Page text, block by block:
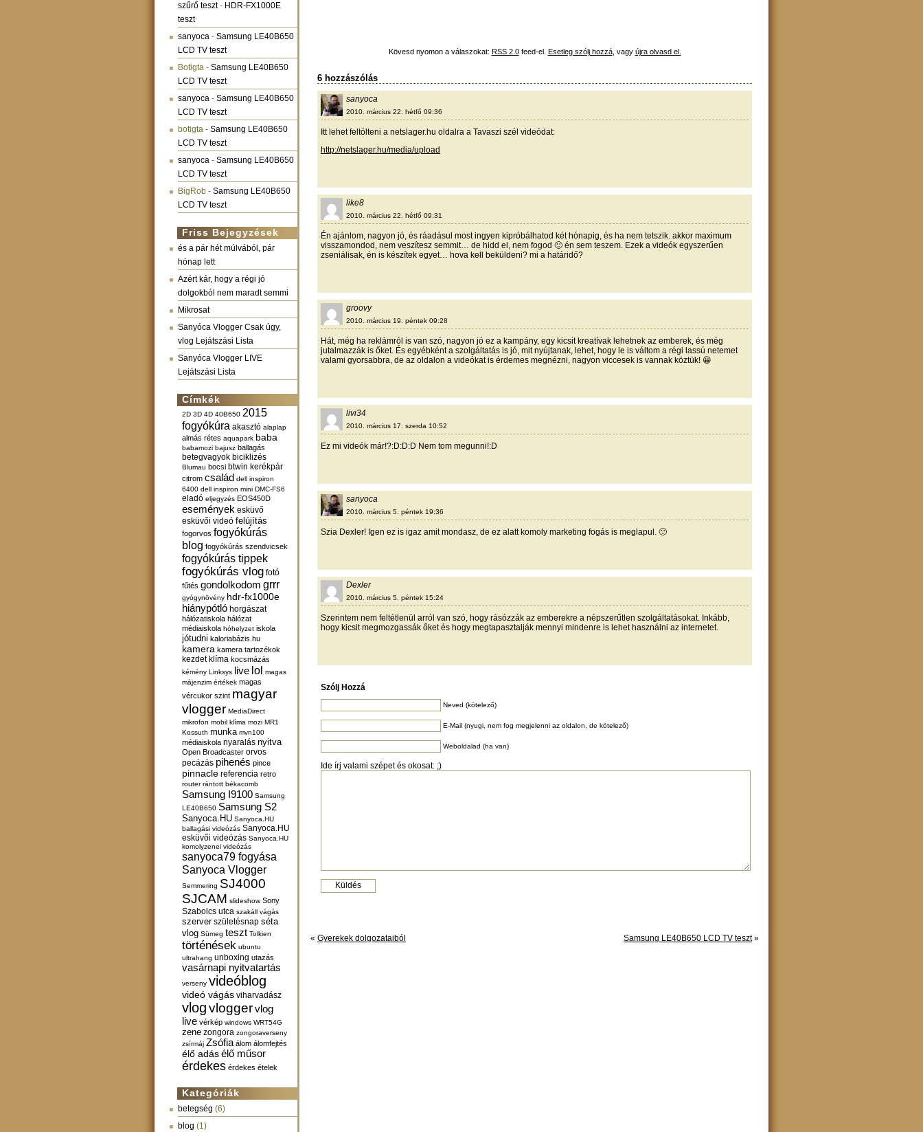
szűrő teszt- HDR-FX1000E
teszt
sanyoca - Samsung LE40B650
LCD TV teszt
Botigta - Samsung LE40B650
LCD TV teszt
sanyoca - Samsung LE40B650
LCD TV teszt
botigta - Samsung LE40B650
LCD TV teszt
sanyoca - Samsung LE40B650
LCD TV teszt
BigRob - Samsung LE40B650
LCD TV teszt
Friss Bejegyzések
és a pár hét múlvából, pár
hónap lett
Azért kár, hogy a régi jó
dolgokból nem maradt semmi
Mikrosat
Sanyóca Vlogger Csak úgy,
vlog Lejátszási Lista
Sanyóca Vlogger LIVE
Lejátszási Lista
Címkék
2D 3D 4D 40B650 2015
fogyókúra akasztó alaplap
almás rétes aquapark baba
babamozi bajusz ballagás
betegvagyok biciklizés
Blumau bocsi btwin kerékpár
citrom család dell inspiron
6400 dell inspiron mini DMC-FS6
eladó eljegyzés EOS450D
események esküvő
esküvői videó felújítás
fogorvos fogyókúrás
blog fogyókúrás szendvicsek
fogyókúrás tippek
fogyókúrás vlog fotó
fűtés gondolkodom grrr
gyógynövény hdr-fx1000e
hiánypótló horgászat
hálózatiskola hálózat
médiaiskola hóhelyzet iskola
jótudni kaloriabázis.hu
kamera kamera tartozékok
kezdet klíma kocsmázás
kémény Linksys live lol magas
májenzim értékek magas
vércukor szint magyar
vlogger MediaDirect
mikrofon mobil klíma mozi MR1
Kossuth munka mvn100
médiaiskola nyaralás nyitva
Open Broadcaster orvos
pecázás pihenés pince
pinnacle referencia retro
router rántott békacomb
Samsung I9100 Samsung
LE40B650 Samsung S2
Sanyoca.HU Sanyoca.HU
ballagási videózás Sanyoca.HU
esküvői videózás Sanyoca.HU
komolyzenei videózás
sanyoca79 fogyása
Sanyoca Vlogger
Semmering SJ4000
SJCAM slideshow Sony
Szabolcs utca szakáll vágás
szerver születésnap séta
vlog Sümeg teszt Tolkien
történések ubuntu
ultrahang unboxing utazás
vasárnapi nyitvatartás
verseny videóblog
videó vágás viharvadász
vlogvloggervlog
live vérkép windows WRT54G
zene zongora zongoraverseny
zsírmáj Zsófia álom álomfejtés
élő adás élő műsor
érdekes érdekes ételek
Kategóriák
betegség (6)
blog (1)
Kövesd nyomon a válaszokat: RSS 2.0feed-el. Esetleg szólj hozzá, vagy újra olvasd el.
6 hozzászólás
sanyoca
2010. március 22. hétfő 09:36
Itt lehet feltölteni a netslager.hu oldalra a Tavaszi szél videódat:
http://netslager.hu/media/upload
like8
2010. március 22. hétfő 09:31
Én ajánlom, nagyon jó, és ráadásul most ingyen kipróbálhatod két hónapig, és ha nem tetszik. akkor maximum
visszamondod, nem veszítesz semmit… de hidd el, nem fogod 🙂 én sem teszem. Ezek a videók egyszerűen
zseniálisak, én is készítek egyet… hova kell beküldeni? mi a határidő?
groovy
2010. március 19. péntek 09:28
Hát, még ha reklámról is van szó, nagyon jó ez a kampány, egy kicsit kreatívak lehetnek az emberek, és még
jutalmazzák is őket. És egyébként a szolgáltatás is jó, mit nyújtanak, lehet, hogy le is váltom a régi lassú netemet
valami gyorsabbra, de az oldalon a videókat is érdemes megnézni, nagyon viccesek is vannak köztük! 😀
livi34
2010. március 17. szerda 10:52
Ez mi videók már!?:D:D:D Nem tom megunni!:D
sanyoca
2010. március 5. péntek 19:36
Szia Dexler! Igen ez is igaz amit mondasz, de ez alatt komoly marketing fogás is meglapul. 🙂
Dexler
2010. március 5. péntek 15:24
Szerintem nem feltétlenül arról van szó, hogy rásózzák az emberekre a népszerűtlen szolgáltatásokat. Inkább,
hogy kicsit megmozgassák őket és hogy megtapasztalják mennyi mindenre is lehet használni az internetet.
Szólj Hozzá
Neved (kötelező)
E-Mail (nyugi, nem fog megjelenni az oldalon, de kötelező)
Weboldalad (ha van)
Ide írj valami szépet és okosat: ;)
« Gyerekek dolgozataiból Samsung LE40B650 LCD TV teszt»